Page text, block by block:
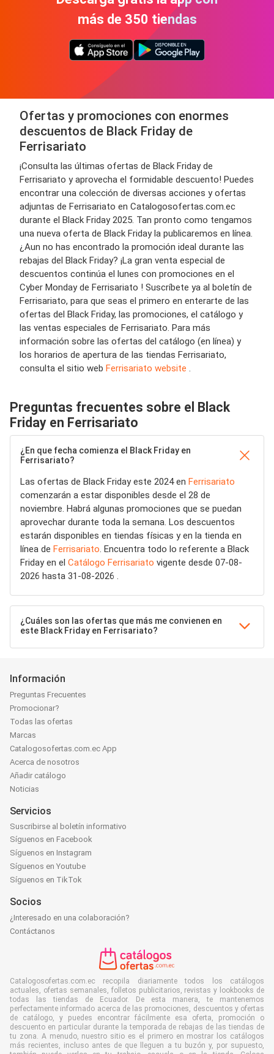
más de 350 tiendas
Ofertas y promociones con enormes
descuentos de Black Friday de
Ferrisariato
¡Consulta las últimas ofertas de Black Friday de
Ferrisariato y aprovecha el formidable descuento! Puedes
encontrar una colección de diversas acciones y ofertas
adjuntas de Ferrisariato en Catalogosofertas.com.ec
durante el Black Friday 2025. Tan pronto como tengamos
una nueva oferta de Black Friday la publicaremos en línea.
¿Aun no has encontrado la promoción ideal durante las
rebajas del Black Friday? ¡La gran venta especial de
descuentos continúa el lunes con promociones en el
Cyber Monday de Ferrisariato ! Suscríbete ya al boletín de
Ferrisariato, para que seas el primero en enterarte de las
ofertas del Black Friday, las promociones, el catálogo y
las ventas especiales de Ferrisariato. Para más
información sobre las ofertas del catálogo (en línea) y
los horarios de apertura de las tiendas Ferrisariato,
consulta el sitio web Ferrisariato website .
Preguntas frecuentes sobre el Black
Friday en Ferrisariato
¿En que fecha comienza el Black Friday en
Ferrisariato?
Las ofertas de Black Friday este 2024 en Ferrisariato
comenzarán a estar disponibles desde el 28 de
noviembre. Habrá algunas promociones que se puedan
aprovechar durante toda la semana. Los descuentos
estarán disponibles en tiendas físicas y en la tienda en
línea de Ferrisariato. Encuentra todo lo referente a Black
Friday en el Catálogo Ferrisariato vigente desde 07-08-
2026 hasta 31-08-2026 .
¿Cuáles son las ofertas que más me convienen en
este Black Friday en Ferrisariato?
Información
Preguntas Frecuentes
Promocionar?
Todas las ofertas
Marcas
Catalogosofertas.com.ec App
Acerca de nosotros
Añadir catálogo
Noticias
Servicios
Suscribirse al boletín informativo
Síguenos en Facebook
Síguenos en Instagram
Síguenos en Youtube
Síguenos en TikTok
Socios
¿Interesado en una colaboración?
Contáctanos
Catalogosofertas.com.ec recopila diariamente todos los catálogos
actuales, ofertas semanales, folletos publicitarios, revistas y lookbooks de
todas las tiendas de Ecuador. De esta manera, te mantenemos
perfectamente informado acerca de las promociones, descuentos y ofertas
de catálogo, y puedes encontrar fácilmente esa oferta, promoción o
descuento en particular durante la temporada de rebajas de las tiendas de
tu zona. A menudo, nuestro sitio es el primero en mostrar los catálogos
más recientes, incluso antes de que lleguen a tu buzón y, por supuesto,